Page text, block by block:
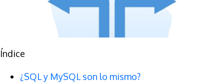
Índice
¿SQL y MySQL son lo mismo?